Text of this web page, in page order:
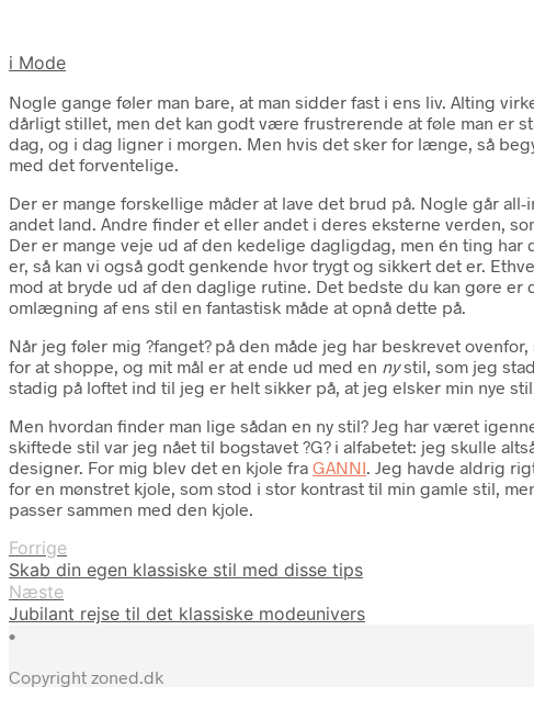
i Mode
Nogle gange føler man bare, at man sidder fast i ens liv. Alting
dårligt stillet, men det kan godt være frustrerende at føle man er
dag, og i dag ligner i morgen. Men hvis det sker for længe, så
med det forventelige.
Der er mange forskellige måder at lave det brud på. Nogle går
andet land. Andre finder et eller andet i deres eksterne verden,
Der er mange veje ud af den kedelige dagligdag, men én ting
er, så kan vi også godt genkende hvor trygt og sikkert det er.
mod at bryde ud af den daglige rutine. Det bedste du kan gøre
omlægning af ens stil en fantastisk måde at opnå dette på.
Når jeg føler mig ?fanget? på den måde jeg har beskrevet
for at shoppe, og mit mål er at ende ud med en nystil, som jeg
stadig på loftet ind til jeg er helt sikker på, at jeg elsker min nye
Men hvordan finder man lige sådan en ny stil? Jeg har været
skiftede stil var jeg nået til bogstavet ?G? i alfabetet: jeg skulle
designer. For mig blev det en kjole fra GANNI. Jeg havde aldrig
for en mønstret kjole, som stod i stor kontrast til min gamle stil,
passer sammen med den kjole.
Forrige
Skab din egen klassiske stil med disse tips
Næste
Jubilant rejse til det klassiske modeunivers
•
Copyright zoned.dk